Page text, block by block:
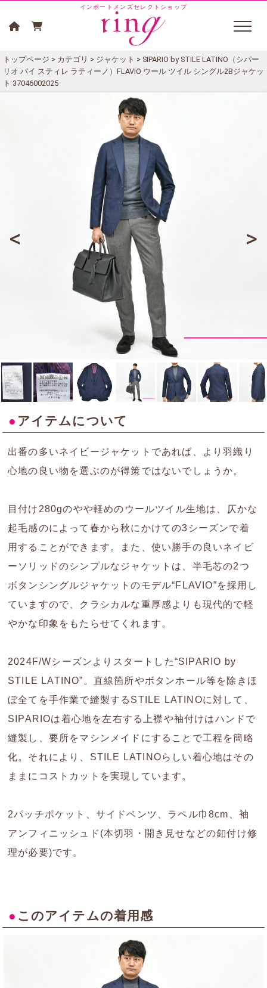
インポートメンズセレクトショップ
トップページ > カテゴリ > ジャケット > SIPARIO by STILE LATINO（シパー
リオ バイ スティレ ラティーノ）FLAVIO ウール ツイル シングル2Bジャケッ
ト 37046002025
● アイテムについて
出番の多いネイビージャケットであれば、より羽織り
心地の良い物を選ぶのが得策ではないでしょうか。
目付け280gのやや軽めのウールツイル生地は、仄かな
起毛感のによって春から秋にかけての3シーズンで着
用することができます。また、使い勝手の良いネイビ
ーソリッドのシンプルなジャケットは、半毛芯の2つ
ボタンシングルジャケットのモデル“FLAVIO”を採用し
ていますので、クラシカルな重厚感よりも現代的で軽
やかな印象をもたらせてくれます。
2024F/Wシーズンよりスタートした“SIPARIO by
STILE LATINO”。直線箇所やボタンホール等を除きほ
ぼ全てを手作業で縫製するSTILE LATINOに対して、
SIPARIOは着心地を左右する上襟や袖付けはハンドで
縫製し、要所をマシンメイドにすることで工程を簡略
化。それにより、STILE LATINOらしい着心地はその
ままにコストカットを実現しています。
2パッチポケット、サイドベンツ、ラペル巾8cm、袖
アンフィニッシュド(本切羽・開き見せなどの釦付け修
理が必要)です。
● このアイテムの着用感